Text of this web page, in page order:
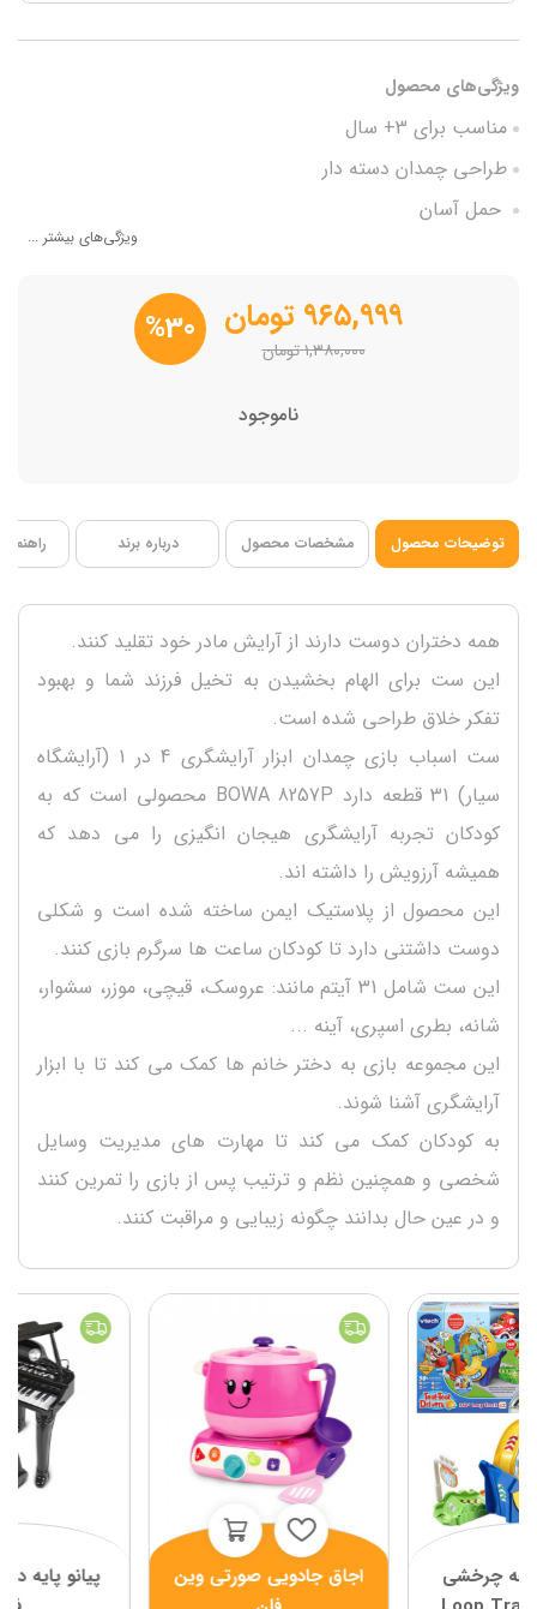
ویژگی‌های محصول
مناسب برای 3+ سال
طراحی چمدان دسته دار
حمل آسان
تقویت مهارت های اجتماعی
جعبه: 26 x 17.5 x 33.5 سانتی متر
ویژگی‌های بیشتر ...
۹۶۵,۹۹۹ تومان
۱,۳۸۰,۰۰۰تومان %30
ناموجود
توضیحات محصول مشخصات محصول درباره برند
همه دختران دوست دارند از آرایش مادر خود تقلید کنند.
این ست برای الهام بخشیدن به تخیل فرزند شما و بهبود
تفکر خلاق طراحی شده است.
ست اسباب بازی چمدان ابزار آرایشگری 4 در 1 (آرایشگاه
سیار) 31 قطعه دارد BOWA 8257P محصولی است که به
کودکان تجربه آرایشگری هیجان انگیزی را می دهد که
همیشه آرزویش را داشته اند.
این محصول از پلاستیک ایمن ساخته شده است و شکلی
دوست داشتنی دارد تا کودکان ساعت ها سرگرم بازی کنند.
این ست شامل 31 آیتم مانند: عروسک، قیچی، موزر، سشوار،
شانه، بطری اسپری، آینه ...
این مجموعه بازی به دختر خانم ها کمک می کند تا با ابزار
آرایشگری آشنا شوند.
به کودکان کمک می کند تا مهارت های مدیریت وسایل
شخصی و همچنین نظم و ترتیب پس از بازی را تمرین کنند
و در عین حال بدانند چگونه زیبایی و مراقبت کنند.
چرخشی
اجاق جادویی صورتی وین
پیانو پایه